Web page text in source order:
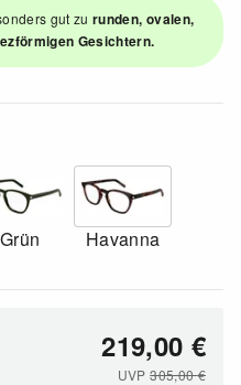
gut zurunden, ovalen,
Gesichtern.
Grün Havanna
219,00 €
UVP305,00€